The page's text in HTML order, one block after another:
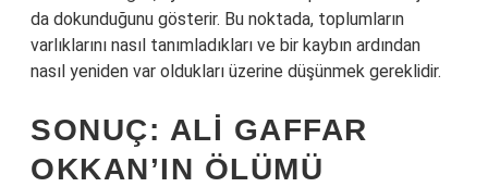
da dokunduğunu gösterir. Bu noktada, toplumların
varlıklarını nasıl tanımladıkları ve bir kaybın ardından
nasıl yeniden var oldukları üzerine düşünmek gereklidir.
SONUÇ: ALI GAFFAR
OKKAN’IN ÖLÜMÜ